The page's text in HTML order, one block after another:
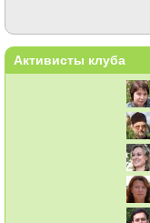
Активисты клуба